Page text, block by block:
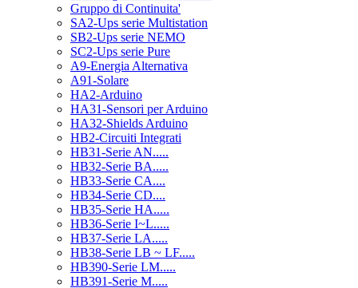
Gruppo di Continuita'
SA2-Ups serie Multistation
SB2-Ups serie NEMO
SC2-Ups serie Pure
A9-Energia Alternativa
A91-Solare
HA2-Arduino
HA31-Sensori per Arduino
HA32-Shields Arduino
HB2-Circuiti Integrati
HB31-Serie AN.....
HB32-Serie BA.....
HB33-Serie CA....
HB34-Serie CD....
HB35-Serie HA.....
HB36-Serie I~L.....
HB37-Serie LA.....
HB38-Serie LB ~ LF.....
HB390-Serie LM.....
HB391-Serie M.....